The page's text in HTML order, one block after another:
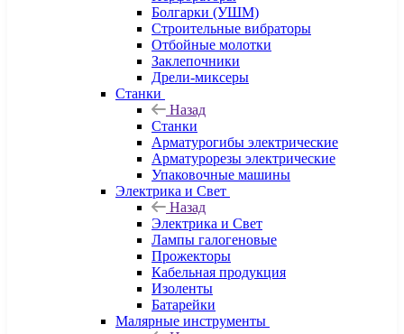
Болгарки (УШМ)
Строительные вибраторы
Отбойные молотки
Заклепочники
Дрели-миксеры
Станки
Назад
Станки
Арматурогибы электрические
Арматурорезы электрические
Упаковочные машины
Электрика и Свет
Назад
Электрика и Свет
Лампы галогеновые
Прожекторы
Кабельная продукция
Изоленты
Батарейки
Малярные инструменты